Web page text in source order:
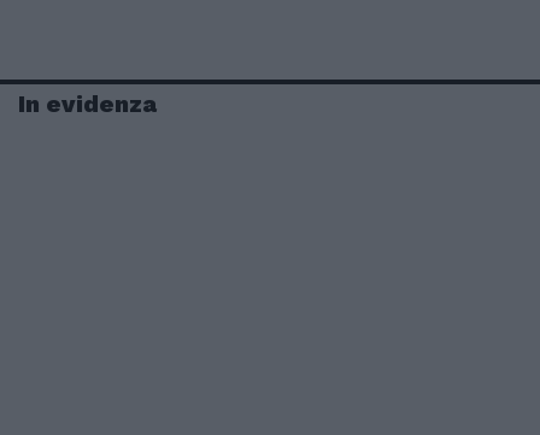
In evidenza